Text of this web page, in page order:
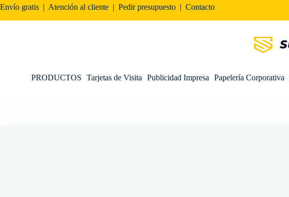
Envío gratis | Atención al cliente | Pedir presupuesto | Contacto
PRODUCTOS Tarjetas de Visita Publicidad Impresa Papelería Corporativa